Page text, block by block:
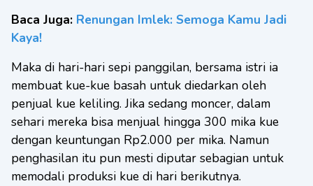
Baca Juga: Renungan Imlek: Semoga Kamu Jadi
Kaya!
Maka di hari-hari sepi panggilan, bersama istri ia
membuat kue-kue basah untuk diedarkan oleh
penjual kue keliling. Jika sedang moncer, dalam
sehari mereka bisa menjual hingga 300 mika kue
dengan keuntungan Rp2.000 per mika. Namun
penghasilan itu pun mesti diputar sebagian untuk
memodali produksi kue di hari berikutnya.